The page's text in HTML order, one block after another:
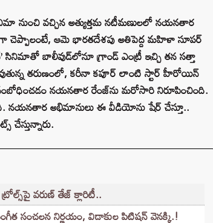
నుంచి వచ్చిన అత్యుత్తమ నటీమణులలో నయనతార
ఆమె భారతదేశపు అతిపెద్ద మహిళా సూపర్
సినిమాతో బాలీవుడ్‌లోనూ గ్రాండ్ ఎంట్రీ ఇచ్చి తన సత్తా
తరుణంలో, కరీనా కపూర్ లాంటి స్టార్ హీరోయిన్
నయనతార రేంజ్‌ను మరోసారి నిరూపించింది.
నయనతార అభిమానులు ఈ వీడియోను షేర్ చేస్తూ..
చేస్తున్నారు.
వరుణ్ తేజ్ క్లారిటీ..
సంచలన నిర్ణయం, విడాకుల పిటిషన్ వెనక్కి.!